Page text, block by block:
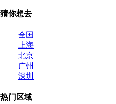
猜你想去
全国
上海
北京
广州
深圳
热门区域